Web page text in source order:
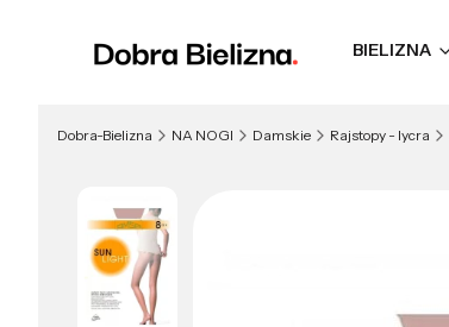
BIELIZNA
Dobra-Bielizna NA NOGI Damskie Rajstopy - lycra